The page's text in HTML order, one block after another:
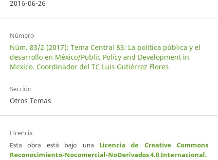
2016-06-26
Número
Núm. 83/2 (2017): Tema Central 83: La política pública y el
desarrollo en México/Public Policy and Development in
Mexico. Coordinador del TC Luis Gutiérrez Flores
Sección
Otros Temas
Licencia
Esta obra está bajo una Licencia de Creative Commons
Reconocimiento-Nocomercial-NoDerivados 4.0 Internacional.